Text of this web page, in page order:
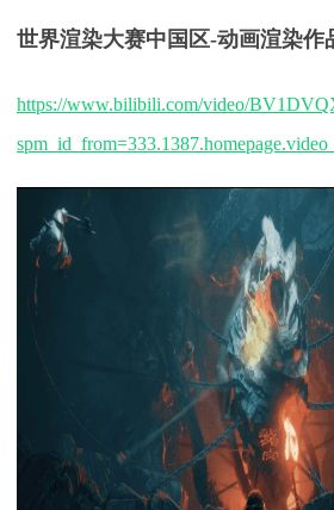
世界渲染大赛中国区-动画渲染作
https://www.bilibili.com/video/